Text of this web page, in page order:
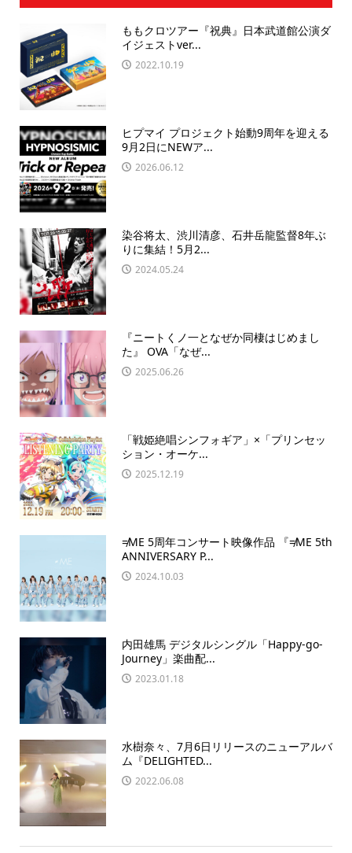
ももクロツアー『祝典』日本武道館公演ダ
イジェストver...
2022.10.19
ヒプマイ プロジェクト始動9周年を迎える
9月2日にNEWア...
2026.06.12
染谷将太、渋川清彦、石井岳龍監督8年ぶ
りに集結！5月2...
2024.05.24
『ニートくノ一となぜか同棲はじめまし
た』 OVA「なぜ...
2025.06.26
「戦姫絶唱シンフォギア」×「プリンセッ
ション・オーケ...
2025.12.19
≠ME 5周年コンサート映像作品 『≠ME 5th
ANNIVERSARY P...
2024.10.03
内田雄馬 デジタルシングル「Happy-go-
Journey」楽曲配...
2023.01.18
水樹奈々、7月6日リリースのニューアルバ
ム『DELIGHTED...
2022.06.08